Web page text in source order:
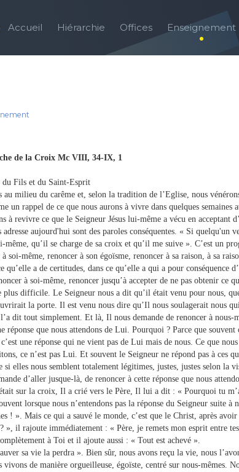
Accueil Hiérarchie Offices Enseignement
de la Croix Mc VIII, 34-IX, 1
Fils et du Saint-Esprit
au milieu du carême et, selon la tradition de l’Eglise, nous
un rappel de ce que nous aurons à vivre dans quelques semaines
à revivre ce que le Seigneur Jésus lui-même a vécu en acceptant
adresse aujourd'hui sont des paroles conséquentes. « Si quelqu'un
même, qu’il se charge de sa croix et qu’il me suive ». C’est un
soi-même, renoncer à son égoïsme, renoncer à sa raison, à sa
qu’elle a de certitudes, dans ce qu’elle a qui a pour conséquence
à soi-même, renoncer jusqu’à accepter de ne pas obtenir ce
plus difficile. Le Seigneur nous a dit qu’il était venu pour nous,
la porte. Il est venu nous dire qu’Il nous soulagerait nous
dit tout simplement. Et là, Il nous demande de renoncer à nous-
réponse que nous attendons de Lui. Pourquoi ? Parce que souvent
une réponse qui ne vient pas de Lui mais de nous. Ce que
ce n’est pas Lui. Et souvent le Seigneur ne répond pas à ces
si elles nous semblent totalement légitimes, justes, justes selon la
d’aller jusque-là, de renoncer à cette réponse que nous
sur la croix, Il a crié vers le Père, Il lui a dit : « Pourquoi tu
lorsque nous n’entendons pas la réponse du Seigneur suite à
! ». Mais ce qui a sauvé le monde, c’est que le Christ, après
? », il rajoute immédiatement : « Père, je remets mon esprit entre
à Toi et il ajoute aussi : « Tout est achevé ».
sa vie la perdra ». Bien sûr, nous avons reçu la vie, nous
vivons de manière orgueilleuse, égoïste, centré sur nous-mêmes.